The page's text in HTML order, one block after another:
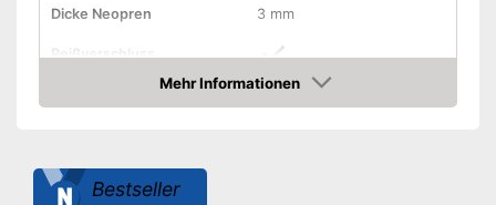
Dicke Neopren
3 mm
Reißverschluss
Mehr Informationen
Amazon
Bestseller